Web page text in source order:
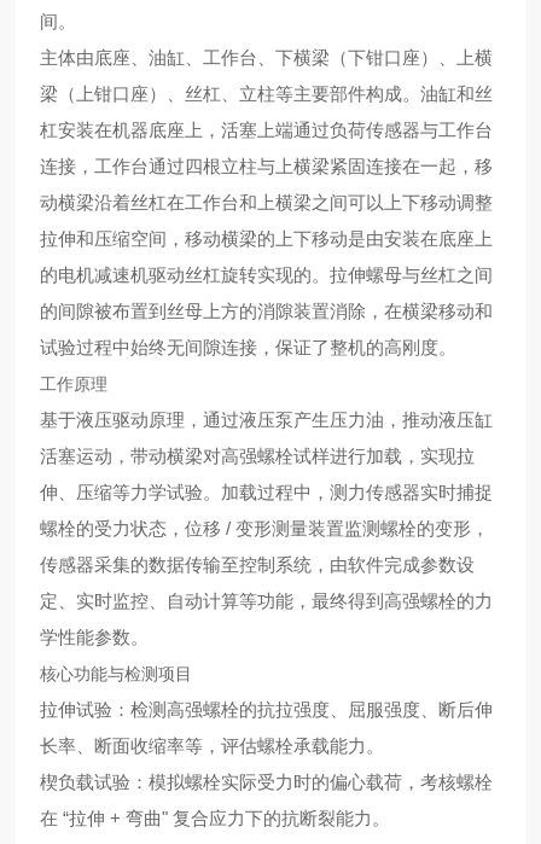
间。
主体由底座、油缸、工作台、下横梁（下钳口座）、上横
梁（上钳口座）、丝杠、立柱等主要部件构成。油缸和丝
杠安装在机器底座上，活塞上端通过负荷传感器与工作台
连接，工作台通过四根立柱与上横梁紧固连接在一起，移
动横梁沿着丝杠在工作台和上横梁之间可以上下移动调整
拉伸和压缩空间，移动横梁的上下移动是由安装在底座上
的电机减速机驱动丝杠旋转实现的。拉伸螺母与丝杠之间
的间隙被布置到丝母上方的消隙装置消除，在横梁移动和
试验过程中始终无间隙连接，保证了整机的高刚度。
工作原理
基于液压驱动原理，通过液压泵产生压力油，推动液压缸
活塞运动，带动横梁对高强螺栓试样进行加载，实现拉
伸、压缩等力学试验。加载过程中，测力传感器实时捕捉
螺栓的受力状态，位移 / 变形测量装置监测螺栓的变形，
传感器采集的数据传输至控制系统，由软件完成参数设
定、实时监控、自动计算等功能，最终得到高强螺栓的力
学性能参数。
核心功能与检测项目
拉伸试验：检测高强螺栓的抗拉强度、屈服强度、断后伸
长率、断面收缩率等，评估螺栓承载能力。
楔负载试验：模拟螺栓实际受力时的偏心载荷，考核螺栓
在 “拉伸 + 弯曲" 复合应力下的抗断裂能力。